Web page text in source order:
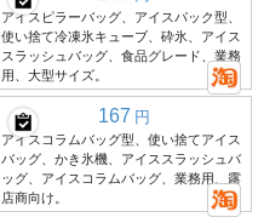
アイスピラーバッグ、アイスパック型、
使い捨て冷凍氷キューブ、砕氷、アイス
スラッシュバッグ、食品グレード、業務
用、大型サイズ。
167 円
アイスコラムバッグ型、使い捨てアイス
バッグ、かき氷機、アイススラッシュバ
ッグ、アイスコラムバッグ、業務用、露
店商向け。